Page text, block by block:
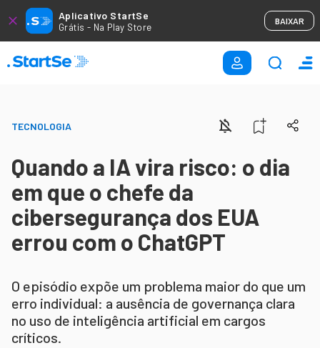
Aplicativo StartSe
Grátis - Na Play Store
BAIXAR
TECNOLOGIA
Quando a IA vira risco: o dia
em que o chefe da
cibersegurança dos EUA
errou com o ChatGPT
O episódio expõe um problema maior do que um
erro individual: a ausência de governança clara
no uso de inteligência artificial em cargos
críticos.